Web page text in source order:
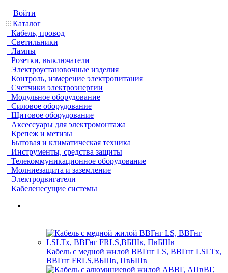
Войти
Каталог
Кабель, провод
Светильники
Лампы
Розетки, выключатели
Электроустановочные изделия
Контроль, измерение электропитания
Счетчики электроэнергии
Модульное оборудование
Силовое оборудование
Щитовое оборудование
Аксессуары для электромонтажа
Крепеж и метизы
Бытовая и климатическая техника
Инструменты, средства защиты
Телекоммуникационное оборудование
Молниезащита и заземление
Электродвигатели
Кабеленесущие системы
Кабель с медной жилой ВВГнг LS, ВВГнг LSLTx,
ВВГнг FRLS,ВБШв, ПвБШв